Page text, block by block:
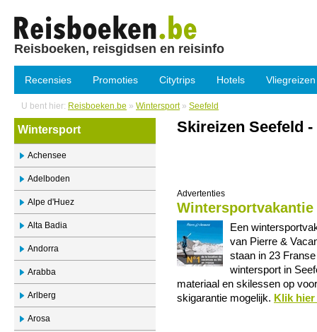
Reisboeken, reisgidsen en reisinfo
Recensies Promoties Citytrips Hotels Vliegreizen
U bent hier: Reisboeken.be » Wintersport » Seefeld
Wintersport
Achensee
Adelboden
Alpe d'Huez
Alta Badia
Andorra
Arabba
Arlberg
Arosa
Skireizen Seefeld
Advertenties
Een
van Pierre &
staan in 23
wintersport in
materiaal en skilessen op
skigarantie mogelijk. Klik